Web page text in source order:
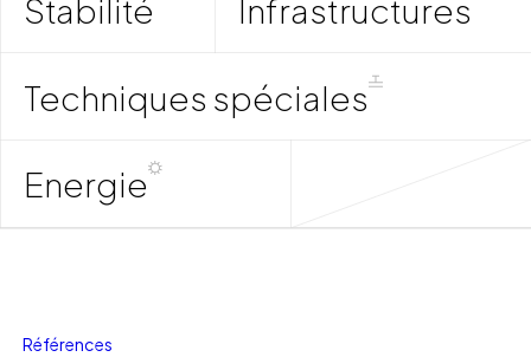
Stabilité Infrastructures
Techniques spéciales
Energie
Références